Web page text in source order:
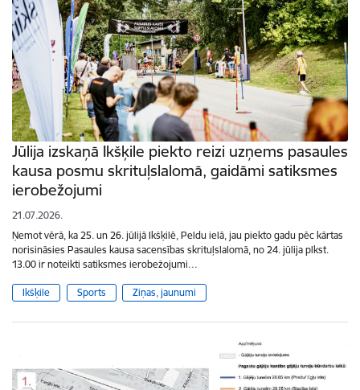
Jūlija izskaņā Ikšķile piekto reizi uzņems pasaules
kausa posmu skrituļslalomā, gaidāmi satiksmes
ierobežojumi
21.07.2026.
Ņemot vērā, ka 25. un 26. jūlijā Ikšķilē, Peldu ielā, jau piekto gadu pēc kārtas
norisināsies Pasaules kausa sacensības skrituļslalomā, no 24. jūlija plkst.
13.00 ir noteikti satiksmes ierobežojumi…
Ikšķile Sports Ziņas, jaunumi